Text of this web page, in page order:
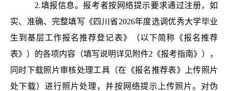
2.填报信息。报考者按网络提示要求通过注册，如
实、准确、完整填写《四川省2026年度选调优秀大学毕业
生到基层工作报名推荐登记表》（以下简称《报名推荐
表》）的各项内容（填写说明详见附件2《报考指南》），
同时下载照片审核处理工具（在《报名推荐表》上传照片
处下载）进行照片处理，并按网络提示上传照片。对伪